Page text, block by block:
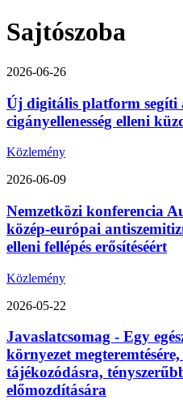
Sajtószoba
2026-06-26
Új digitális platform segíti
cigányellenesség elleni
Közlemény
2026-06-09
Nemzetközi konferencia
közép-európai
elleni fellépés erősítéséért
Közlemény
2026-05-22
Javaslatcsomag - Egy
környezet
tájékozódásra,
előmozdítására